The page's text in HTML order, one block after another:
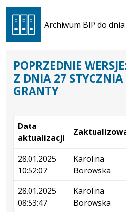
Archiwum BIP do dnia
Otwiera
się w
nowej
karcie
POPRZEDNIE
Z DNIA 27
GRANTY
Wersje
Data
aktualizacji
28.01.2025
10:52:07
Karolina
Borowska
28.01.2025
08:53:47
Karolina
Borowska